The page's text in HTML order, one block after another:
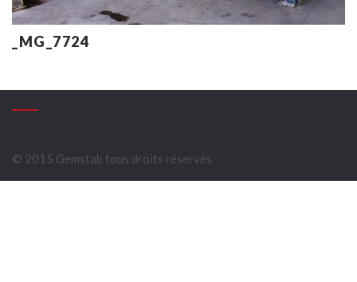
_MG_7724
© 2015 Gemstab tous droits réservés